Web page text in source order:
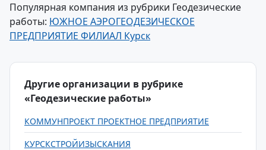
Популярная компания из рубрики Геодезические
работы: ЮЖНОЕ АЭРОГЕОДЕЗИЧЕСКОЕ
ПРЕДПРИЯТИЕ ФИЛИАЛ Курск
Другие организации в рубрике
«Геодезические работы»
КОММУНПРОЕКТ ПРОЕКТНОЕ ПРЕДПРИЯТИЕ
КУРСКСТРОЙИЗЫСКАНИЯ